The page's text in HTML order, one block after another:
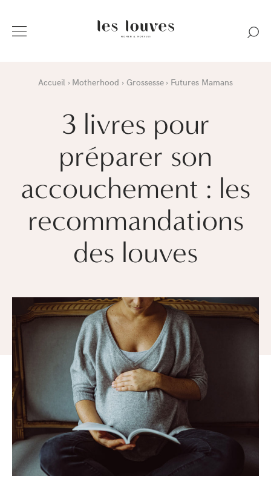
Accueil Motherhood Grossesse Futures Mamans
3 livres pour
préparer son
accouchement : les
recommandations
des louves